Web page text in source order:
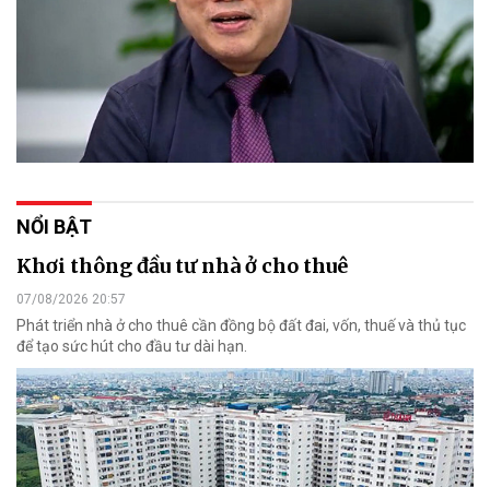
NỔI BẬT
Khơi thông đầu tư nhà ở cho thuê
07/08/2026 20:57
Phát triển nhà ở cho thuê cần đồng bộ đất đai, vốn, thuế và thủ tục
để tạo sức hút cho đầu tư dài hạn.